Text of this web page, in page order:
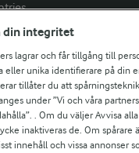
din integritet
lagrar och får tillgång till
eller unika identifierare på din
tillåter du att
under ”Vi och våra
. Om du väljer Avvisa
inaktiveras de. Om spårare
innehåll och vissa annonser